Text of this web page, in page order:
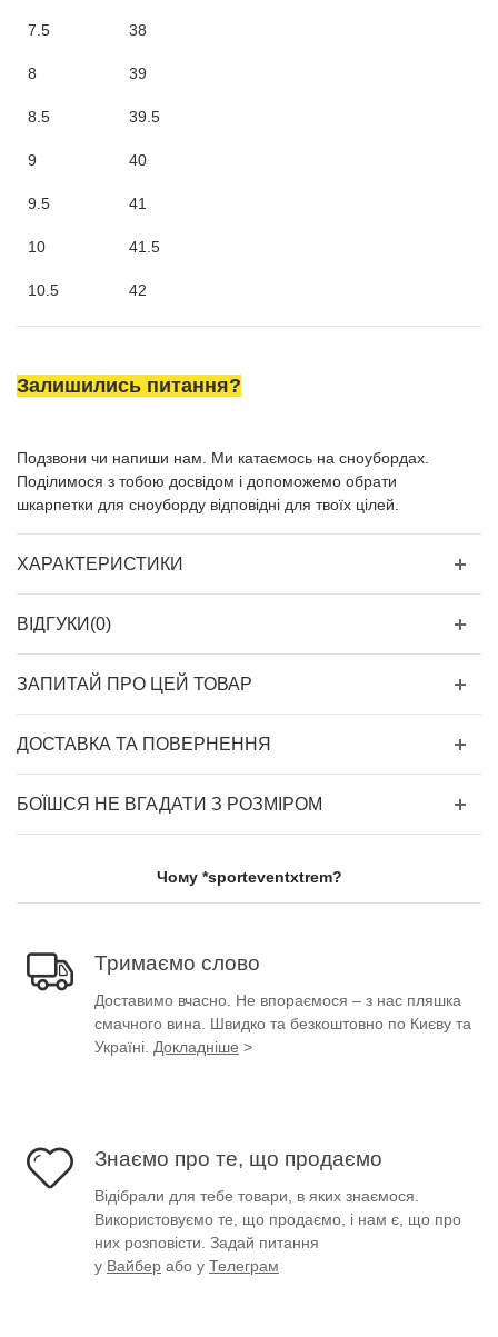
7.5 38
8 39
8.5 39.5
9 40
9.5 41
10 41.5
10.5 42
Залишились питання?
Подзвони чи напиши нам. Ми катаємось на сноубордах.
Поділимося з тобою досвідом і допоможемо обрати
шкарпетки для сноуборду відповідні для твоїх цілей.
ХАРАКТЕРИСТИКИ
ВІДГУКИ(0)
ЗАПИТАЙ ПРО ЦЕЙ ТОВАР
ДОСТАВКА ТА ПОВЕРНЕННЯ
БОЇШСЯ НЕ ВГАДАТИ З РОЗМІРОМ
Чому *sporteventxtrem?
Тримаємо слово
Доставимо вчасно. Не впораємося – з нас пляшка
смачного вина. Швидко та безкоштовно по Києву та
Україні. Докладніше >
Знаємо про те, що продаємо
Відібрали для тебе товари, в яких знаємося.
Використовуємо те, що продаємо, і нам є, що про
них розповісти. Задай питання
у Вайбер або у Телеграм